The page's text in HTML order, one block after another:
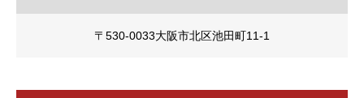
〒530-0033大阪市北区池田町11-1